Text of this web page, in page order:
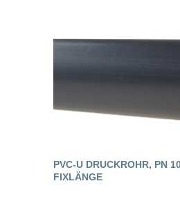
PVC-U DRUCKROHR, PN
FIXLÄNGE